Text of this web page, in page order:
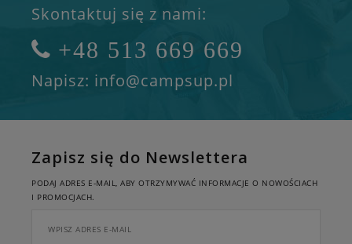
Skontaktuj się z nami:
+48 513 669 669
Napisz: info@campsup.pl
Zapisz się do Newslettera
PODAJ ADRES E-MAIL, ABY OTRZYMYWAĆ INFORMACJE O NOWOŚCIACH
I PROMOCJACH.